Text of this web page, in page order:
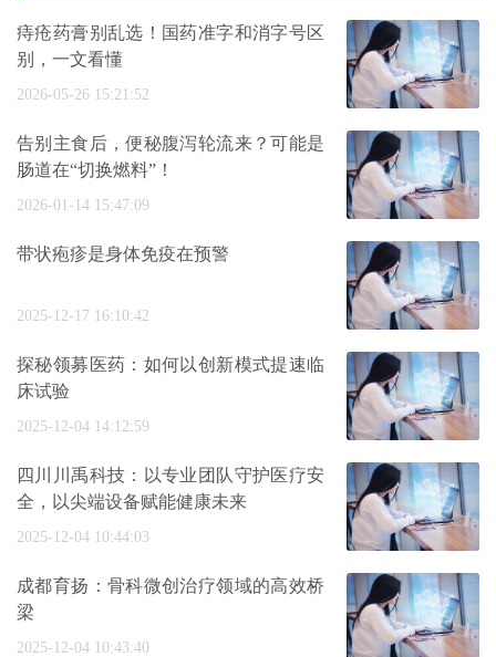
痔疮药膏别乱选！国药准字和消字号区
别，一文看懂
2026-05-26 15:21:52
告别主食后，便秘腹泻轮流来？可能是
肠道在“切换燃料”！
2026-01-14 15:47:09
带状疱疹是身体免疫在预警
2025-12-17 16:10:42
探秘领募医药：如何以创新模式提速临
床试验
2025-12-04 14:12:59
四川川禹科技：以专业团队守护医疗安
全，以尖端设备赋能健康未来
2025-12-04 10:44:03
成都育扬：骨科微创治疗领域的高效桥
梁
2025-12-04 10:43:40